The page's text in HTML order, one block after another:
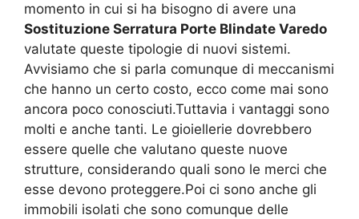
momento in cui si ha bisogno di avere una
Sostituzione Serratura Porte Blindate Varedo
valutate queste tipologie di nuovi sistemi.
Avvisiamo che si parla comunque di meccanismi
che hanno un certo costo, ecco come mai sono
ancora poco conosciuti.Tuttavia i vantaggi sono
molti e anche tanti. Le gioiellerie dovrebbero
essere quelle che valutano queste nuove
strutture, considerando quali sono le merci che
esse devono proteggere.Poi ci sono anche gli
immobili isolati che sono comunque delle